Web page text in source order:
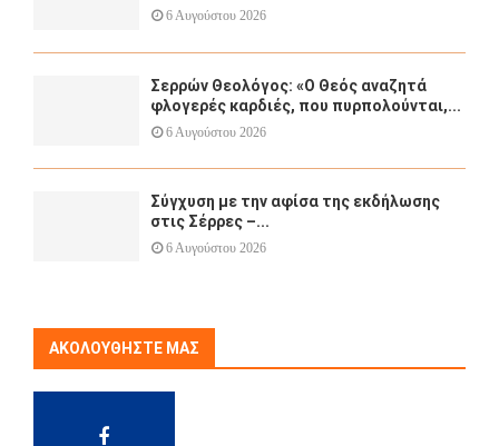
6 Αυγούστου 2026
Σερρών Θεολόγος: «Ο Θεός αναζητά
φλογερές καρδιές, που πυρπολούνται,...
6 Αυγούστου 2026
Σύγχυση με την αφίσα της εκδήλωσης
στις Σέρρες –...
6 Αυγούστου 2026
ΑΚΟΛΟΥΘΉΣΤΕ ΜΑΣ